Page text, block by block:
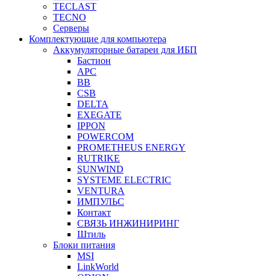
TECLAST
TECNO
Серверы
Комплектующие для компьютера
Аккумуляторные батареи для ИБП
Бастион
APC
BB
CSB
DELTA
EXEGATE
IPPON
POWERCOM
PROMETHEUS ENERGY
RUTRIKE
SUNWIND
SYSTEME ELECTRIC
VENTURA
ИМПУЛЬС
Контакт
СВЯЗЬ ИНЖИНИРИНГ
Штиль
Блоки питания
MSI
LinkWorld